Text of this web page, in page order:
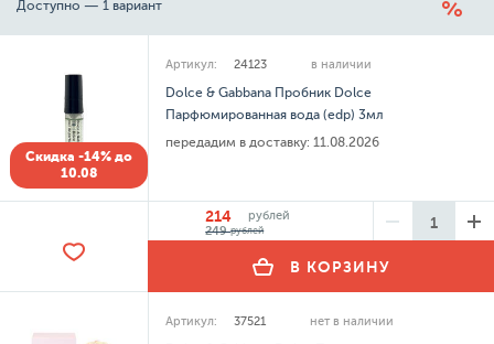
Доступно — 1 вариант
Скидка -14% до
10.08
Артикул: 24123 в наличии
Dolce & Gabbana Пробник Dolce
Парфюмированная вода (edp) 3мл
передадим в доставку: 11.08.2026
214
рублей
249рублей
В КОРЗИНУ
Артикул: 37521 нет в наличии